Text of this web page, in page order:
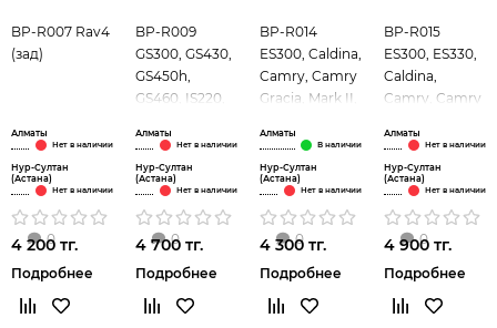
BP-R007 Rav4
(зад)
Алматы
Нур-Султан
(Астана)
0
4 200 тг.
Подробнее
BP-R009
GS300, GS430,
GS450h,
GS460, IS220,
Crown, Mark X
(зад)
Алматы
Нур-Султан
(Астана)
0
4 700 тг.
Подробнее
BP-R014
ES300, Caldina,
Camry, Camry
Gracia, Mark II,
(зад)
Алматы
Нур-Султан
(Астана)
0
4 300 тг.
Подробнее
BP-R015
ES300, ES330,
Caldina,
Camry, Camry
Highlander,
Windom (зад)
Алматы
Нур-Султан
(Астана)
0
4 900 тг.
Подробнее